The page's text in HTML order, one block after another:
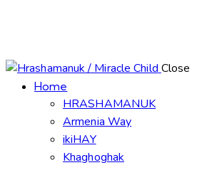
Close
Home
HRASHAMANUK
Armenia Way
ikiHAY
Khaghoghak